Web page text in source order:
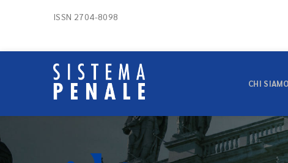
ISSN 2704-8098
CHI SIAMO